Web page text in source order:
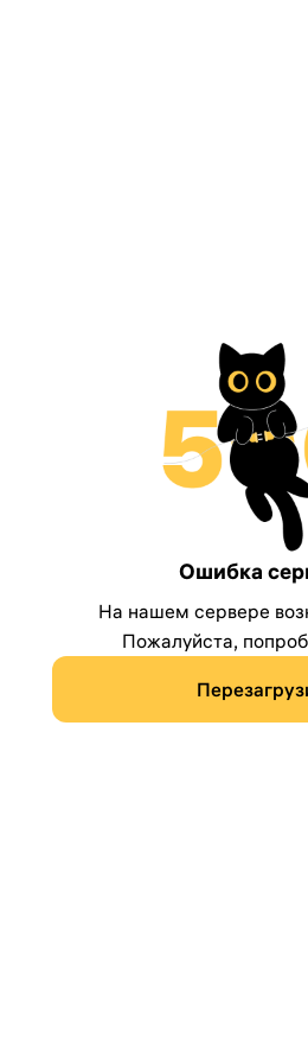
Ошибка
На нашем сервере
Пожалуйста,